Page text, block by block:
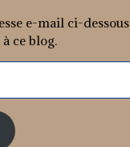
e-mail ci-dessous
ce blog.